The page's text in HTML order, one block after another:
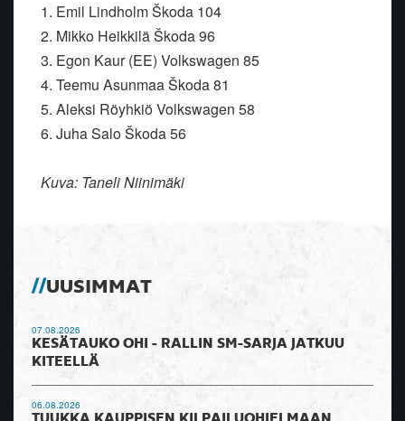
1. Emil Lindholm Škoda 104
2. Mikko Heikkilä Škoda 96
3. Egon Kaur (EE) Volkswagen 85
4. Teemu Asunmaa Škoda 81
5. Aleksi Röyhkiö Volkswagen 58
6. Juha Salo Škoda 56
Kuva: Taneli Niinimäki
UUSIMMAT
07.08.2026
KESÄTAUKO OHI - RALLIN SM-SARJA JATKUU
KITEELLÄ
06.08.2026